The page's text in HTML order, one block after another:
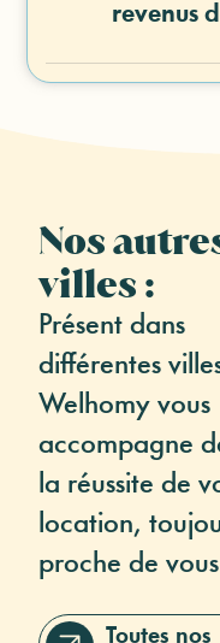
revenus
Nos
villes :
Présent dans
différentes
Welhomy vous
accompagne
la réussite de
location,
proche de
Toutes nos